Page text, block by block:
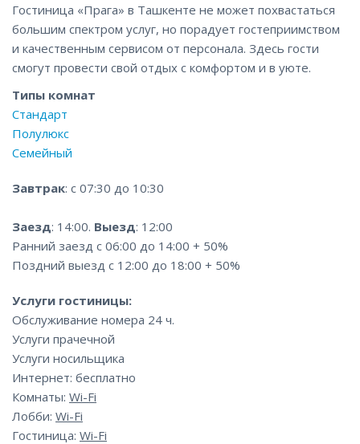
Гостиница «Прага» в Ташкенте не может похвастаться
большим спектром услуг, но порадует гостеприимством
и качественным сервисом от персонала. Здесь гости
смогут провести свой отдых с комфортом и в уюте.
Типы комнат
Стандарт
Полулюкс
Семейный
Завтрак: с 07:30 до 10:30
Заезд: 14:00. Выезд: 12:00
Ранний заезд с 06:00 до 14:00 + 50%
Поздний выезд с 12:00 до 18:00 + 50%
Услуги гостиницы:
Обслуживание номера 24 ч.
Услуги прачечной
Услуги носильщика
Интернет: бесплатно
Комнаты: Wi-Fi
Лобби: Wi-Fi
Гостиница: Wi-Fi